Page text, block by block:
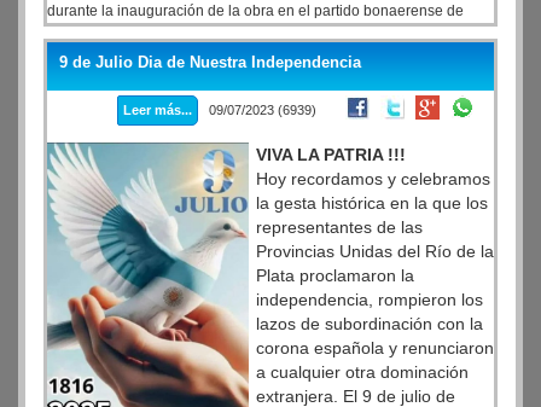
durante la inauguración de la obra en el partido bonaerense de
Salliqueló, donde anunció que en septiembre se licitará el segundo
tramo del ducto, desde esa ciudad hasta San Jerónimo, en Santa
Fe.
9 de Julio Dia de Nuestra Independencia
Leer más... 09/07/2023 (6939)
VIVA LA PATRIA !!!
Hoy recordamos y celebramos
la gesta histórica en la que los
representantes de las
Provincias Unidas del Río de la
Plata proclamaron la
independencia, rompieron los
lazos de subordinación con la
corona española y renunciaron
a cualquier otra dominación
extranjera. El 9 de julio de